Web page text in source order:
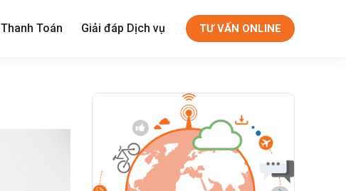
Thanh Toán Giải đáp Dịch vụ TƯ VẤN ONLINE